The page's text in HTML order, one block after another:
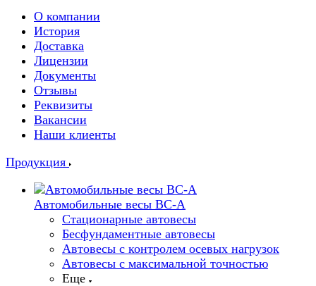
О компании
История
Доставка
Лицензии
Документы
Отзывы
Реквизиты
Вакансии
Наши клиенты
Продукция
Автомобильные весы ВС-А
Стационарные автовесы
Бесфундаментные автовесы
Автовесы с контролем осевых нагрузок
Автовесы с максимальной точностью
Еще